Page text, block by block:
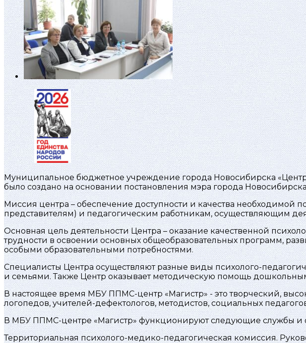
Муниципальное бюджетное учреждение города Новосибирска
было создано на основании постановления мэра города
Миссия центра – обеспечение доступности и качества
представителям) и педагогическим работникам, осуществляющим
Основная цель деятельности Центра – оказание качественной
трудности в освоении основных общеобразовательных программ,
особыми образовательными потребностями.
Специалисты Центра осуществляют разные виды психолого-
и семьями. Также Центр оказывает методическую помощь
В настоящее время МБУ ППМС-центр «Магистр» - это творческий,
логопедов, учителей-дефектологов, методистов, социальных
В МБУ ППМС-центре «Магистр» функционируют следующие службы и
Территориальная психолого-медико-педагогическая комиссия.